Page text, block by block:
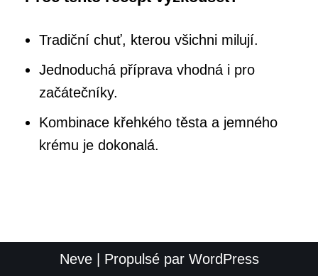
Tradiční chuť, kterou všichni milují.
Jednoduchá příprava vhodná i pro
začátečníky.
Kombinace křehkého těsta a jemného
krému je dokonalá.
Neve| Propulsé par WordPress